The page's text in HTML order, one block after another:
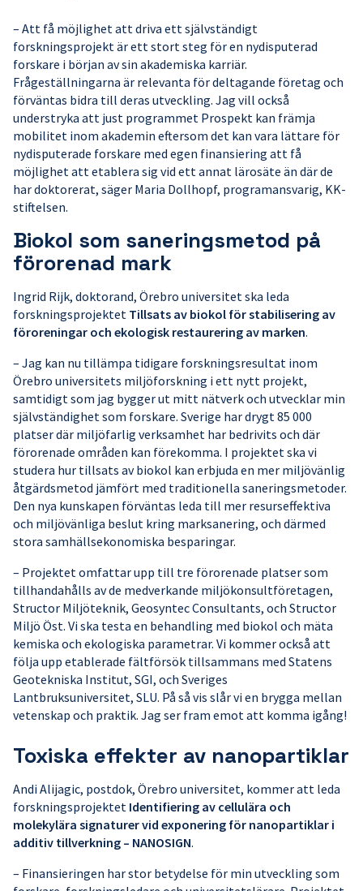
– Att få möjlighet att driva ett självständigt
forskningsprojekt är ett stort steg för en nydisputerad
forskare i början av sin akademiska karriär.
Frågeställningarna är relevanta för deltagande företag och
förväntas bidra till deras utveckling. Jag vill också
understryka att just programmet Prospekt kan främja
mobilitet inom akademin eftersom det kan vara lättare för
nydisputerade forskare med egen finansiering att få
möjlighet att etablera sig vid ett annat lärosäte än där de
har doktorerat, säger Maria Dollhopf, programansvarig, KK-
stiftelsen.
Biokol som saneringsmetod på
förorenad mark
Ingrid Rijk, doktorand, Örebro universitet ska leda
forskningsprojektet Tillsats av biokol för stabilisering av
föroreningar och ekologisk restaurering av marken.
– Jag kan nu tillämpa tidigare forskningsresultat inom
Örebro universitets miljöforskning i ett nytt projekt,
samtidigt som jag bygger ut mitt nätverk och utvecklar min
självständighet som forskare. Sverige har drygt 85 000
platser där miljöfarlig verksamhet har bedrivits och där
förorenade områden kan förekomma. I projektet ska vi
studera hur tillsats av biokol kan erbjuda en mer miljövänlig
åtgärdsmetod jämfört med traditionella saneringsmetoder.
Den nya kunskapen förväntas leda till mer resurseffektiva
och miljövänliga beslut kring marksanering, och därmed
stora samhällsekonomiska besparingar.
– Projektet omfattar upp till tre förorenade platser som
tillhandahålls av de medverkande miljökonsultföretagen,
Structor Miljöteknik, Geosyntec Consultants, och Structor
Miljö Öst. Vi ska testa en behandling med biokol och mäta
kemiska och ekologiska parametrar. Vi kommer också att
följa upp etablerade fältförsök tillsammans med Statens
Geotekniska Institut, SGI, och Sveriges
Lantbruksuniversitet, SLU. På så vis slår vi en brygga mellan
vetenskap och praktik. Jag ser fram emot att komma igång!
Toxiska effekter av nanopartiklar
Andi Alijagic, postdok, Örebro universitet, kommer att leda
forskningsprojektet Identifiering av cellulära och
molekylära signaturer vid exponering för nanopartiklar i
additiv tillverkning – NANOSIGN.
– Finansieringen har stor betydelse för min utveckling som